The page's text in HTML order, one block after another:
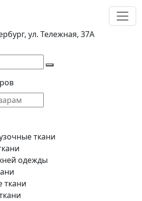
ул. Тележная, 37А
ткани
одежды
ткани